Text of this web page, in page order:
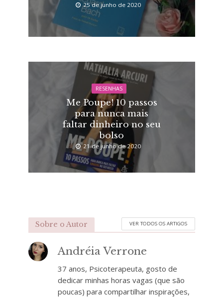
25 de junho de 2020
RESENHAS
Me Poupe! 10 passos
para nunca mais
faltar dinheiro no seu
bolso
21 de junho de 2020
Sobre o Autor VER TODOS OS ARTIGOS
Andréia Verrone
37 anos, Psicoterapeuta, gosto de
dedicar minhas horas vagas (que são
poucas) para compartilhar inspirações,